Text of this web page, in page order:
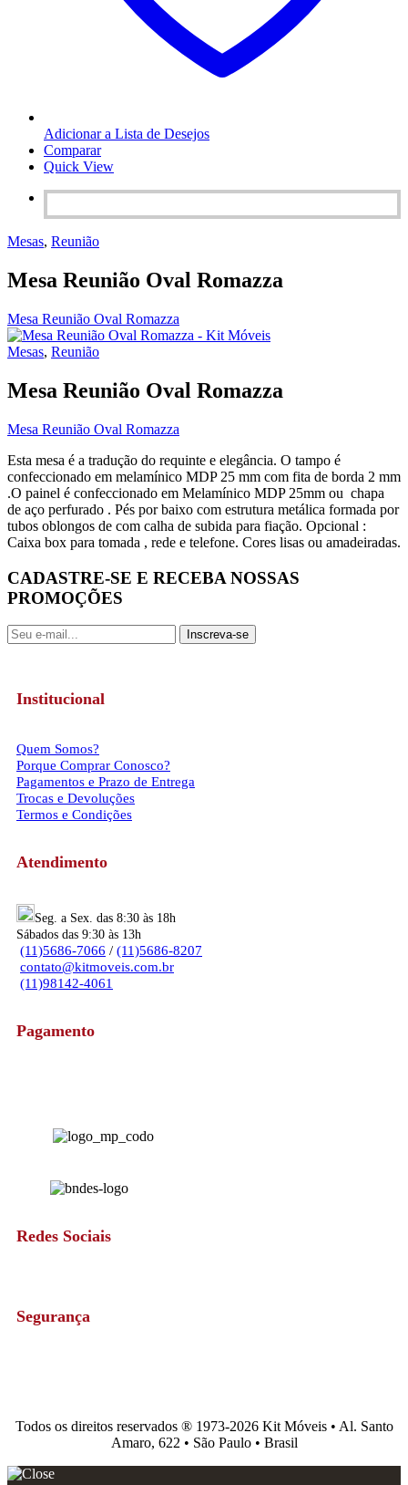
Adicionar a Lista de Desejos
Comparar
Quick View
Mesas, Reunião
Mesa Reunião Oval Romazza
Mesa Reunião Oval Romazza
Mesas, Reunião
Mesa Reunião Oval Romazza
Mesa Reunião Oval Romazza
Esta mesa é a tradução do requinte e elegância. O tampo é
confeccionado em melamínico MDP 25 mm com fita de borda 2 mm
.O painel é confeccionado em Melamínico MDP 25mm ou chapa
de aço perfurado . Pés por baixo com estrutura metálica formada por
tubos oblongos de com calha de subida para fiação. Opcional :
Caixa box para tomada , rede e telefone. Cores lisas ou amadeiradas.
CADASTRE-SE E RECEBA NOSSAS
PROMOÇÕES
Inscreva-se
Institucional
Quem Somos?
Porque Comprar Conosco?
Pagamentos e Prazo de Entrega
Trocas e Devoluções
Termos e Condições
Atendimento
Seg. a Sex. das 8:30 às 18h
Sábados das 9:30 às 13h
(11)5686-7066 / (11)5686-8207
contato@kitmoveis.com.br
(11)98142-4061
Pagamento
Redes Sociais
Segurança
Todos os direitos reservados ®️ 1973-2026 Kit Móveis • Al. Santo
Amaro, 622 • São Paulo • Brasil